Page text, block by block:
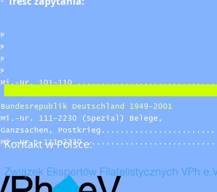
Mi.-Nr. 36-51 (Spezial) mit
Mi.-Nr. 52-68 zzt. nur
Mi.-Nr. 69-72
Mi.-Nr. 73-100
Mi.-Nr. 101-110
Bundesrepublik Deutschland 1949-2001
Mi.-Nr. 111–2230 (Spezial) Belege,
Ganzsachen,
Mi.-Nr.: 111-
Kontakt w Polsce:
Związek Ekspertów Filatelistycznych VPh